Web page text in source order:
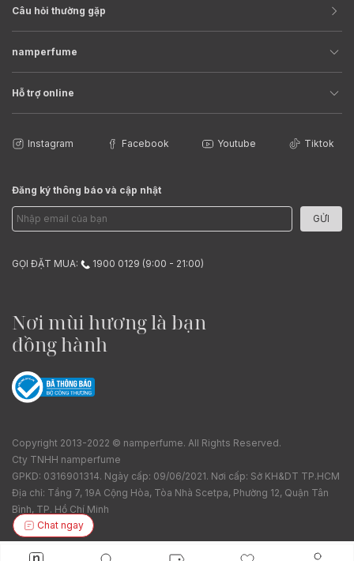
Câu hỏi thường gặp
namperfume
Hỗ trợ online
Instagram Facebook Youtube Tiktok
Đăng ký thông báo và cập nhật
GỬI
GỌI ĐẶT MUA: 1900 0129 (9:00 - 21:00)
Nơi mùi hương là bạn
đồng hành
Copyright 2013-2022 © namperfume. All Rights Reserved.
Cty TNHH namperfume
GPKD: 0316901314. Ngày cấp: 09/06/2021. Nơi cấp: Sở KH&DT TP.HCM
Địa chỉ: Tầng 7, 19A Cộng Hòa, Tòa Nhà Scetpa, Phường 12, Quận Tân
Bình, TP. Hồ Chí Minh
Chat ngay